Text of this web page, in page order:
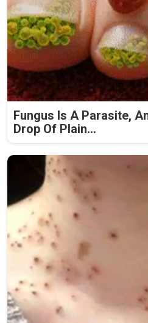
Fungus Is A Parasite,
Drop Of Plain...